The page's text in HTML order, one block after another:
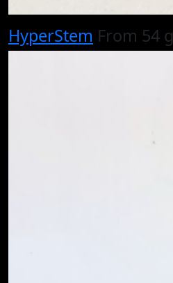
HyperStem From 54 g